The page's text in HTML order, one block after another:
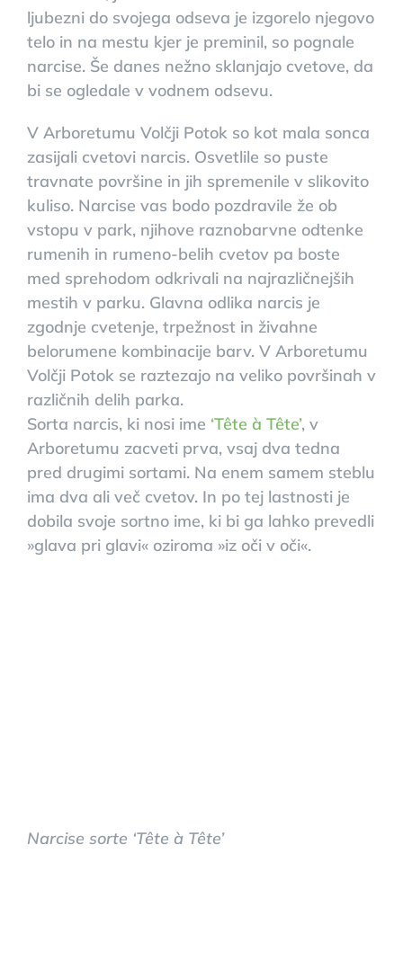
ljubezni do svojega odseva je izgorelo njegovo
telo in na mestu kjer je preminil, so pognale
narcise. Še danes nežno sklanjajo cvetove, da
bi se ogledale v vodnem odsevu.
V Arboretumu Volčji Potok so kot mala sonca
zasijali cvetovi narcis. Osvetlile so puste
travnate površine in jih spremenile v slikovito
kuliso. Narcise vas bodo pozdravile že ob
vstopu v park, njihove raznobarvne odtenke
rumenih in rumeno-belih cvetov pa boste
med sprehodom odkrivali na najrazličnejših
mestih v parku. Glavna odlika narcis je
zgodnje cvetenje, trpežnost in živahne
belorumene kombinacije barv. V Arboretumu
Volčji Potok se raztezajo na veliko površinah v
različnih delih parka.
Sorta narcis, ki nosi ime ‘Tête à Tête’, v
Arboretumu zacveti prva, vsaj dva tedna
pred drugimi sortami. Na enem samem steblu
ima dva ali več cvetov. In po tej lastnosti je
dobila svoje sortno ime, ki bi ga lahko prevedli
»glava pri glavi« oziroma »iz oči v oči«.
Narcise sorte ‘Tête à Tête’